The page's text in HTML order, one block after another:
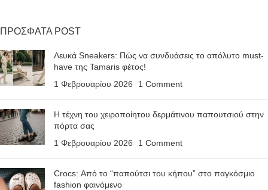
ΠΡΟΣΦΑΤΑ POST
Λευκά Sneakers: Πώς να συνδυάσεις το απόλυτο must-
have της Tamaris φέτος!
1 Φεβρουαρίου 2026
1 Comment
Η τέχνη του χειροποίητου δερμάτινου παπουτσιού στην
πόρτα σας
1 Φεβρουαρίου 2026
1 Comment
Crocs: Από το “παπούτσι του κήπου” στο παγκόσμιο
fashion φαινόμενο